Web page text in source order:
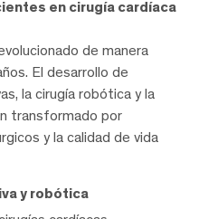
en cirugía cardíaca
de manera
El desarrollo de
la cirugía robótica y la
transformado por
y la calidad de vida
y robótica